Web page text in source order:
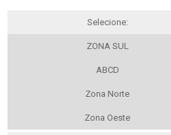
Selecione:
ZONA SUL
ABCD
Zona Norte
Zona Oeste